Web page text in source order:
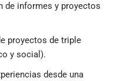
de informes y proyectos
proyectos de triple
y social).
desde una